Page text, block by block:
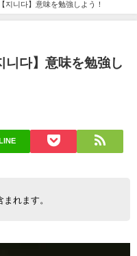
지니다】意味を勉強しよう！
니다】意味を勉強し
LINE
れます。